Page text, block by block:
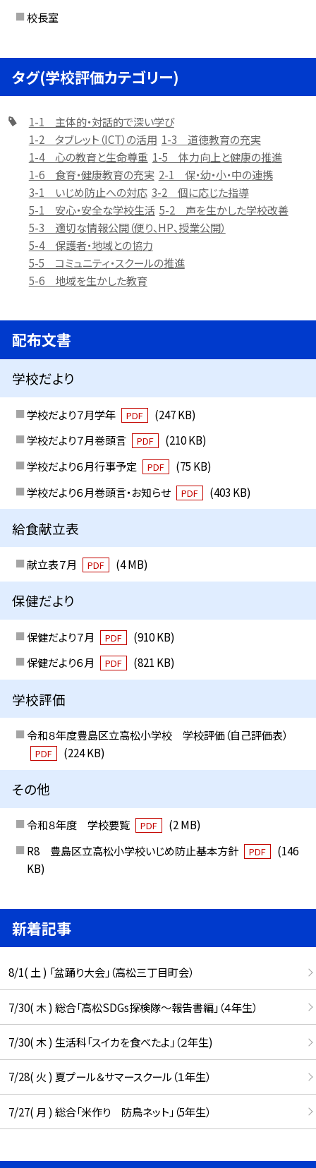
校長室
タグ(学校評価カテゴリー)
1-1 主体的・対話的で深い学び
1-2 タブレット（ICT）の活用 1-3 道徳教育の充実
1-4 心の教育と生命尊重 1-5 体力向上と健康の推進
1-6 食育・健康教育の充実 2-1 保・幼・小・中の連携
3-1 いじめ防止への対応 3-2 個に応じた指導
5-1 安心・安全な学校生活 5-2 声を生かした学校改善
5-3 適切な情報公開（便り、HP、授業公開）
5-4 保護者・地域との協力
5-5 コミュニティ・スクールの推進
5-6 地域を生かした教育
配布文書
学校だより
学校だより７月学年 PDF
(247 KB)
学校だより７月巻頭言
PDF
(210 KB)
学校だより６月行事予定
PDF
(75 KB)
学校だより６月巻頭言・お知らせ
PDF (403 KB)
給食献立表
献立表７月 PDF (4 MB)
保健だより
保健だより７月 PDF
(910 KB)
保健だより６月
PDF (821 KB)
学校評価
令和８年度豊島区立高松小学校 学校評価（自己評価表）
PDF (224 KB)
その他
令和８年度 学校要覧 PDF
(2 MB)
R8 豊島区立高松小学校いじめ防止基本方針
PDF
(146
KB)
新着記事
8/1( 土 ) 「盆踊り大会」（高松三丁目町会）
7/30( 木 ) 総合「高松SDGs探検隊〜報告書編」（４年生）
7/30( 木 ) 生活科「スイカを食べたよ」（２年生)
7/28( 火 ) 夏プール＆サマースクール（１年生）
7/27( 月 ) 総合「米作り 防鳥ネット」（5年生）